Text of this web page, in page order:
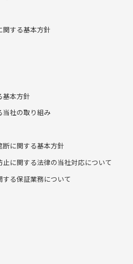
関する基本方針
基本方針
当社の取り組み
に関する基本方針
に関する法律の当社対応について
る保証業務について